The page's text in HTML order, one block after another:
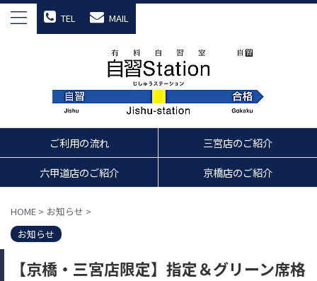
TEL MAIL
ご利用の流れ
三宮店のご紹介
六甲道店のご紹介
京橋店のご紹介
HOME > お知らせ >
お知らせ
【京橋・三宮店限定】指定＆グリーン席格